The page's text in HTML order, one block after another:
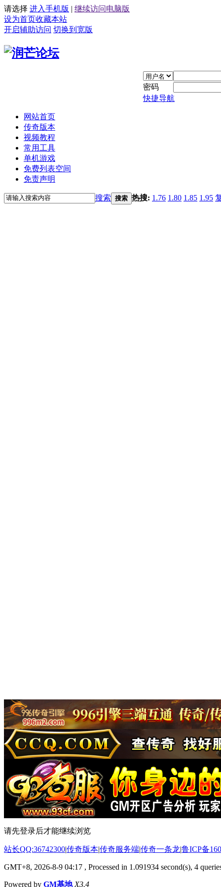
请选择 进入手机版 | 继续访问电脑版
设为首页收藏本站
开启辅助访问 切换到宽版
密码
快捷导航
网站首页
传奇版本
视频教程
常用工具
单机游戏
免费列表空间
免责声明
搜索 搜索 热搜: 1.76 1.80 1.85 1.95
请先登录后才能继续浏览
站长QQ:36742300|传奇版本|传奇服务端|传奇一条龙|鲁ICP备
GMT+8, 2026-8-9 04:17 , Processed in 1.091934 second(s), 4
Powered by GM基地 X3.4